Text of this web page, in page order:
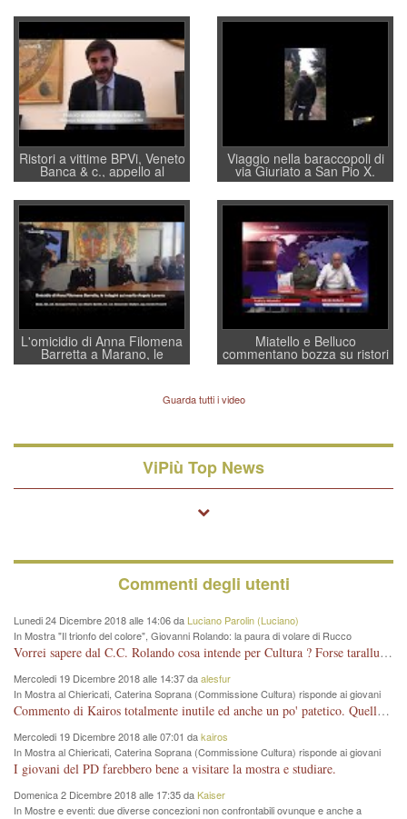
Ristori a vittime BPVi, Veneto
Banca & c., appello al
sottosegretario Alessio
Villarosa: per mettere ordine
convochi con Di Maio CNCU
a supporto della cabina di
regia al Mef
Viaggio nella baraccopoli di
via Giuriato a San Pio X.
Vicenza ai Vicentini: “faremo
un regalo di Natale ai
residenti”
L'omicidio di Anna Filomena
Barretta a Marano, le
indagini dei carabinieri di
Lavarra: più avvincenti di
quelle di... Barbara D'Urso
Miatello e Belluco
commentano bozza su ristori
BPVi e Veneto Banca
Guarda tutti i video
ViPiù Top News
Commenti degli utenti
Lunedi 24 Dicembre 2018 alle 14:06 da Luciano Parolin (Luciano)
In Mostra "Il trionfo del colore", Giovanni Rolando: la paura di volare di Rucco
Vorrei sapere dal C.C. Rolando cosa intende per Cultura ? Forse tarallucci, vino e sagre, o spaghetti tricolori del PD ? Il continuo (s)parlare della mostra a Palazzo Chiericati caro consigliere DANNEGGIA FORTEMENTE l'immagine della città TUTTA e fa deviare i consensi che in RUSSIA (badi bene ex U.R.S.S.) sono ECCELLENTI. A livello artistico l'evento è di alta Valenza culturale, COMPITO di Tutta la Cittadinanza fare il possibile per propagandare l'iniziativa senza farne UN CASO PARTITICO come fa Lei da sempre. Meno Gazebo + Partecipazione! E così sia. Amen.
Mercoledi 19 Dicembre 2018 alle 14:37 daalesfur
In Mostra al Chiericati, Caterina Soprana (Commissione Cultura) risponde ai giovani
del Pd: "realizzata a costo zero per il Comune"
Commento di Kairos totalmente inutile ed anche un po' patetico. Quella che è completamente mancata è stata la promozione internazionale dell'evento effettuata da chi lo sa fare, l'amministrazione in questo è stata totalmente assente relegando al provincialismo una mostra che meritava ben altre platee ed i risultati sono sotto gli occhi di tutti. Su questo bisogna parlare, il fatto di averla organizzata al Chiericati certo non ha aiutato ma è un aspetto secondario rispetto a quello della promozione. In città con le mostre organizzate da Goldin - che certo ha fatto principalmente i suoi interessi, ma ne ha comunque beneficiato la città in immagine e commercio per il centro - arrivavano giornalmente pullman carichi di turisti. Dove sono i turisti ora?
Mercoledi 19 Dicembre 2018 alle 07:01 dakairos
In Mostra al Chiericati, Caterina Soprana (Commissione Cultura) risponde ai giovani
del Pd: "realizzata a costo zero per il Comune"
I giovani del PD farebbero bene a visitare la mostra e studiare.
Domenica 2 Dicembre 2018 alle 17:35 daKaiser
In Mostre e eventi: due diverse concezioni non confrontabili ovunque e anche a